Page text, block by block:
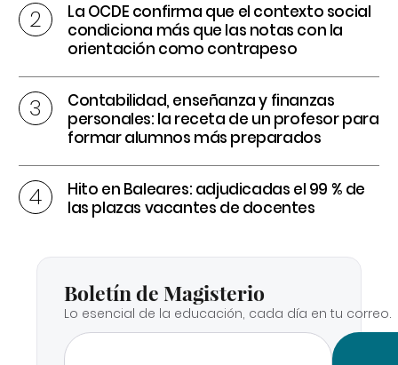
La OCDE confirma que el contexto social
condiciona más que las notas con la
orientación como contrapeso
Contabilidad, enseñanza y finanzas
personales: la receta de un profesor para
formar alumnos más preparados
Hito en Baleares: adjudicadas el 99 % de
las plazas vacantes de docentes
Boletín de Magisterio
Lo esencial de la educación, cada día en tu correo.